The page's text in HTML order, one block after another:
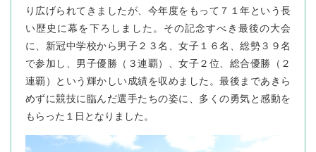
り広げられてきましたが、今年度をもって７１年という長
い歴史に幕を下ろしました。その記念すべき最後の大会
に、新冠中学校から男子２３名、女子１６名、総勢３９名
で参加し、男子優勝（３連覇）、女子２位、総合優勝（２
連覇）という輝かしい成績を収めました。最後まであきら
めずに競技に臨んだ選手たちの姿に、多くの勇気と感動を
もらった１日となりました。